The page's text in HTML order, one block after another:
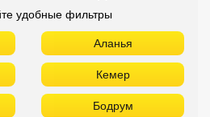
удобные фильтры
Аланья
Кемер
Бодрум